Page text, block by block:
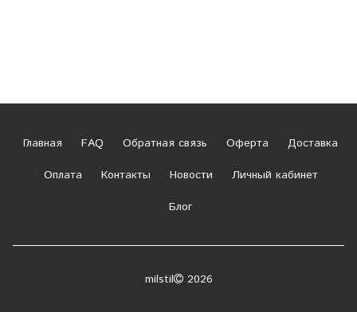
Главная FAQ Обратная связь Оферта
Доставка
Оплата
Контакты Новости
Личный кабинет
Блог
milstil 2026